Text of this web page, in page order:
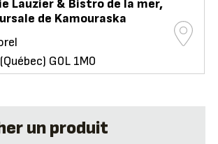
un produit
Lauzier & Bistro de la mer,
de Kamouraska
G0L 1M0